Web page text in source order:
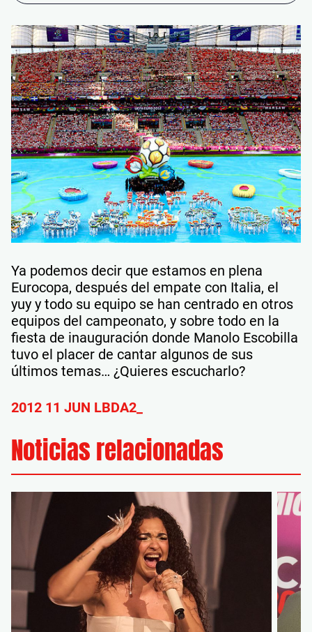
Ya podemos decir que estamos en plena
Eurocopa, después del empate con Italia, el
yuy y todo su equipo se han centrado en otros
equipos del campeonato, y sobre todo en la
fiesta de inauguración donde Manolo Escobilla
tuvo el placer de cantar algunos de sus
últimos temas… ¿Quieres escucharlo?
2012 11 JUN LBDA2_
Noticias relacionadas